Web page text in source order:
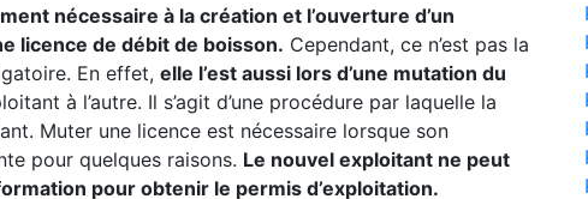
nécessaire à la création et l’ouverture d’un
licence de débit de boisson. Cependant, ce n’est pas la
En effet, elle l’est aussi lors d’une mutation du
à l’autre. Il s’agit d’une procédure par laquelle la
Muter une licence est nécessaire lorsque son
pour quelques raisons. Le nouvel exploitant ne peut
pour obtenir le permis d’exploitation.